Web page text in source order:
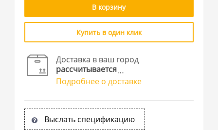
В корзину
Купить в один клик
Доставка в ваш город
рассчитывается
Подробнее о доставке
Выслать спецификацию